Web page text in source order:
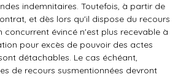
indemnitaires. Toutefois, à partir de
et dès lors qu'il dispose du recours
concurrent évincé n'est plus recevable à
pour excès de pouvoir des actes
détachables. Le cas échéant,
de recours susmentionnées devront